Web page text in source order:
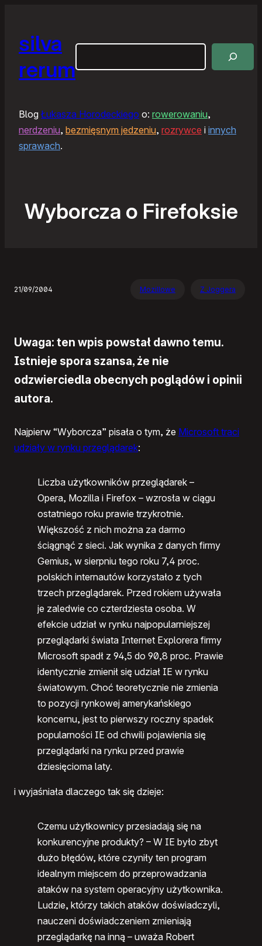
silva
rerum
Blog Łukasza Horodeckiego o: rowerowaniu,
nerdzeniu, bezmięsnym jedzeniu, rozrywce i innych
sprawach.
Wyborcza o Firefoksie
21/09/2004 Mozillowe Z Joggera
Uwaga: ten wpis powstał dawno temu.
Istnieje spora szansa, że nie
odzwierciedla obecnych poglądów i opinii
autora.
Najpierw “Wyborcza” pisała o tym, że Microsoft traci
udziały w rynku przeglądarek:
Liczba użytkowników przeglądarek –
Opera, Mozilla i Firefox – wzrosła w ciągu
ostatniego roku prawie trzykrotnie.
Większość z nich można za darmo
ściągnąć z sieci. Jak wynika z danych firmy
Gemius, w sierpniu tego roku 7,4 proc.
polskich internautów korzystało z tych
trzech przeglądarek. Przed rokiem używała
je zaledwie co czterdziesta osoba. W
efekcie udział w rynku najpopularniejszej
przeglądarki świata Internet Explorera firmy
Microsoft spadł z 94,5 do 90,8 proc. Prawie
identycznie zmienił się udział IE w rynku
światowym. Choć teoretycznie nie zmienia
to pozycji rynkowej amerykańskiego
koncernu, jest to pierwszy roczny spadek
popularności IE od chwili pojawienia się
przeglądarki na rynku przed prawie
dziesięcioma laty.
i wyjaśniała dlaczego tak się dzieje:
Czemu użytkownicy przesiadają się na
konkurencyjne produkty? – W IE było zbyt
dużo błędów, które czyniły ten program
idealnym miejscem do przeprowadzania
ataków na system operacyjny użytkownika.
Ludzie, którzy takich ataków doświadczyli,
nauczeni doświadczeniem zmieniają
przeglądarkę na inną – uważa Robert